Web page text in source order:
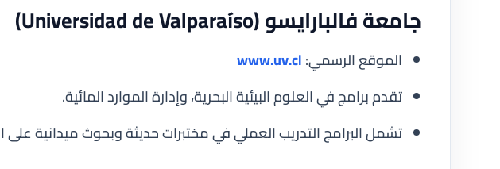
جامعة فالبارايسو (Universidad de Valparaíso)
الموقع الرسمي:www.uv.cl
تقدم برامج في العلوم البيئية البحرية، وإدارة الموارد المائية.
تشمل البرامج التدريب العملي في مختبرات حديثة وبحوث ميدانية